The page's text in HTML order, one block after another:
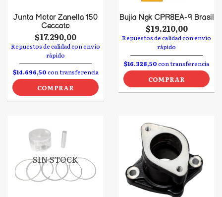
Junta Motor Zanella 150
Ceccato
$17.290,00
Repuestos de calidad con envío
rápido
$14.696,50con transferencia
COMPRAR
Bujia Ngk CPR8EA-9 Brasil
$19.210,00
Repuestos de calidad con envío
rápido
$16.328,50con transferencia
COMPRAR
SIN STOCK